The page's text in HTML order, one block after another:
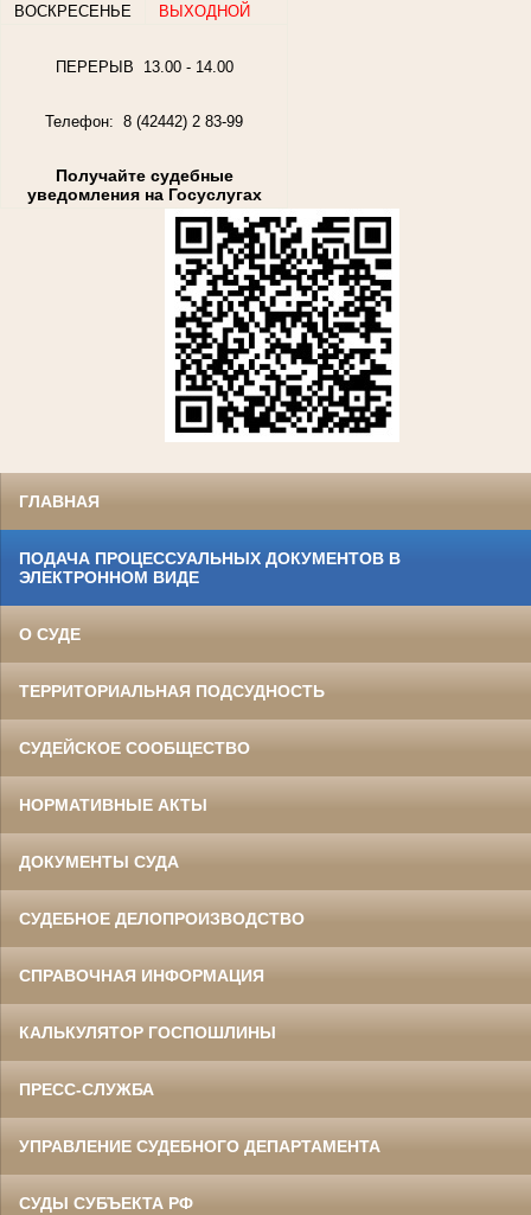
ВОСКРЕСЕНЬЕ
ВЫХОДНОЙ
ПЕРЕРЫВ 13.00 - 14.00
Телефон: 8 (42442) 2 83-99
Получайте судебные
уведомления на Госуслугах
ГЛАВНАЯ
ПОДАЧА ПРОЦЕССУАЛЬНЫХ ДОКУМЕНТОВ В
ЭЛЕКТРОННОМ ВИДЕ
О СУДЕ
ТЕРРИТОРИАЛЬНАЯ ПОДСУДНОСТЬ
СУДЕЙСКОЕ СООБЩЕСТВО
НОРМАТИВНЫЕ АКТЫ
ДОКУМЕНТЫ СУДА
СУДЕБНОЕ ДЕЛОПРОИЗВОДСТВО
СПРАВОЧНАЯ ИНФОРМАЦИЯ
КАЛЬКУЛЯТОР ГОСПОШЛИНЫ
ПРЕСС-СЛУЖБА
УПРАВЛЕНИЕ СУДЕБНОГО ДЕПАРТАМЕНТА
СУДЫ СУБЪЕКТА РФ